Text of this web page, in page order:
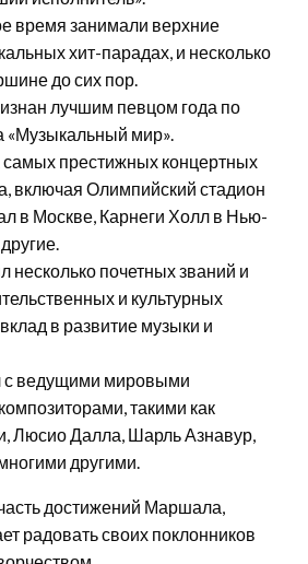
время занимали верхние
хит-парадах, и несколько
до сих пор.
лучшим певцом года по
«Музыкальный мир».
престижных концертных
включая Олимпийский стадион
в Москве, Карнеги Холл в Нью-
несколько почетных званий и
и культурных
в развитие музыки и
с ведущими мировыми
такими как
Люсио Далла, Шарль Азнавур,
другими.
достижений Маршала,
радовать своих поклонников